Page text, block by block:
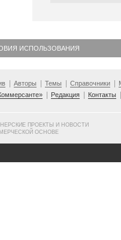
ИСПОЛЬЗОВАНИЯ
Авторы Темы Справочники
Редакция Контакты
ПРОЕКТЫ И НОВОСТИ
ОСНОВЕ